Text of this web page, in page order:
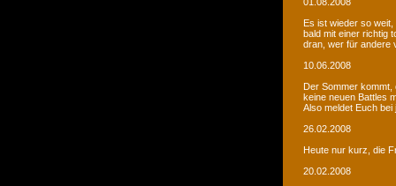
Es ist wieder so weit,
bald mit einer richtig
dran, wer für andere
10.06.2008
Der Sommer kommt,
keine neuen Battles
Also meldet Euch
26.02.2008
Heute nur kurz, die
20.02.2008